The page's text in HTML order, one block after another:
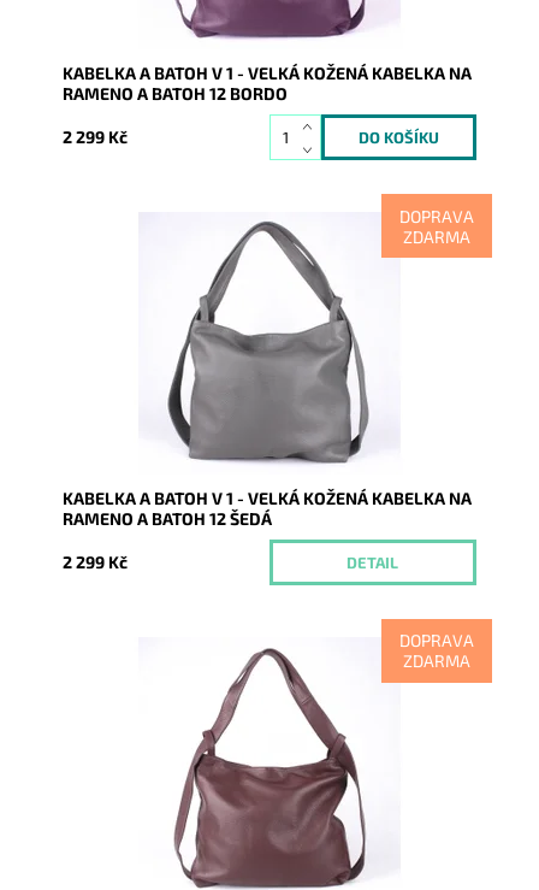
KABELKA A BATOH V 1 - VELKÁ KOŽENÁ KABELKA NA
RAMENO A BATOH 12 BORDO
2 299 Kč
DOPRAVA
ZDARMA
Kabelka na rameno a batoh v jednom provedení!
Moderní italský kvalitní kožený doplněk každé ženy.
Momentálně nedostupné
7823
Vera Pelle
2 roky
KABELKA A BATOH V 1 - VELKÁ KOŽENÁ KABELKA NA
RAMENO A BATOH 12 ŠEDÁ
2 299 Kč DETAIL
DOPRAVA
ZDARMA
Kabelka na rameno a batoh v jednom provedení!
Moderní italský kvalitní kožený doplněk každé ženy.
Skladem
7824
Vera Pelle
2 roky